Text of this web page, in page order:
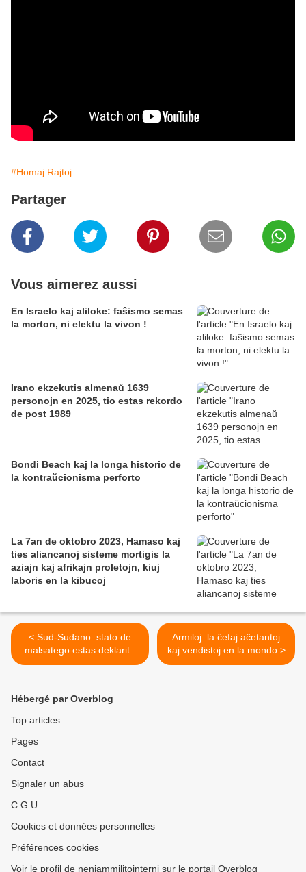
#Homaj Rajtoj
Partager
Vous aimerez aussi
En Israelo kaj aliloke: faŝismo semas
la morton, ni elektu la vivon !
Irano ekzekutis almenaŭ 1639
personojn en 2025, tio estas rekordo
de post 1989
Bondi Beach kaj la longa historio de
la kontraŭcionisma perforto
La 7an de oktobro 2023, Hamaso kaj
ties aliancanoj sisteme mortigis la
aziajn kaj afrikajn proletojn, kiuj
laboris en la kibucoj
< Sud-Sudano: stato de
malsatego estas deklarita
en pluraj regionoj
Armiloj: la ĉefaj aĉetantoj
kaj vendistoj en la mondo >
Hébergé par Overblog
Top articles
Pages
Contact
Signaler un abus
C.G.U.
Cookies et données personnelles
Préférences cookies
Voir le profil de neniammilitointerni sur le portail Overblog